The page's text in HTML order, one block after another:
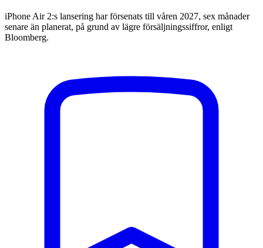
iPhone Air 2:s lansering har försenats till våren 2027, sex månader
senare än planerat, på grund av lägre försäljningssiffror, enligt
Bloomberg.